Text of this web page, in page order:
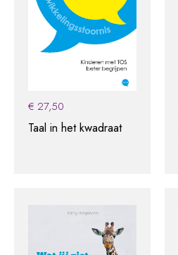
€ 27,50
Taal in het kwadraat